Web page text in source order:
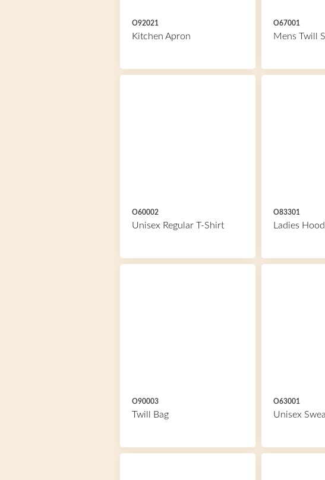
O92021
Kitchen Apron
O67001
Mens Twill
O60002
Unisex Regular T-Shirt
O83301
Ladies
O90003
Twill Bag
O63001
Unisex